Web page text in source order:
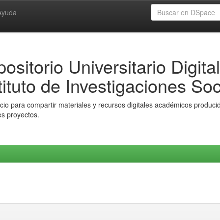
Universitario Digital
de Investigaciones
para compartir materiales y recursos digitales académicos
proyectos.